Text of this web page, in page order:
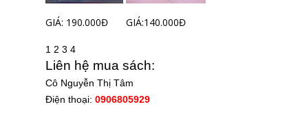
GIÁ: 190.000Đ GIÁ:140.000Đ
1 2 3 4
Liên hệ mua sách:
Cô Nguyễn Thị Tâm
Điện thoại: 0906805929